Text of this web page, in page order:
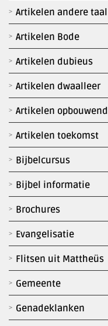
Artikelen andere taal
Artikelen Bode
Artikelen dubieus
Artikelen dwaalleer
Artikelen opbouwend
Artikelen toekomst
Bijbelcursus
Bijbel informatie
Brochures
Evangelisatie
Flitsen uit Mattheüs
Gemeente
Genadeklanken